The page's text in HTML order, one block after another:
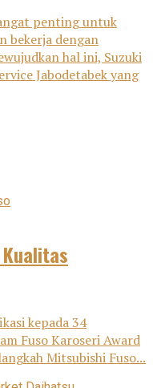
penting untuk
bekerja dengan
hal ini, Suzuki
Jabodetabek yang
kepada 34
Fuso Karoseri Award
Mitsubishi Fuso...